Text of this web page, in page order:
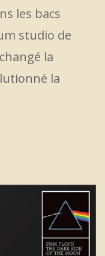
les bacs
studio de
la
la